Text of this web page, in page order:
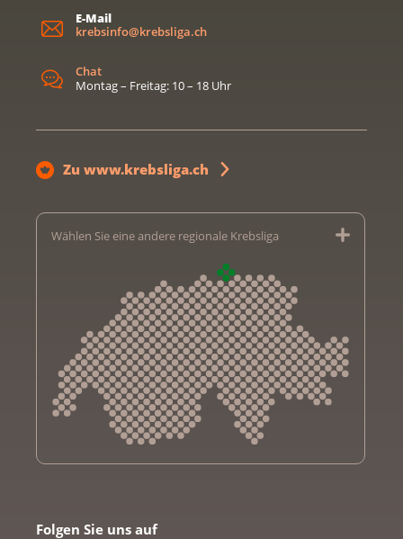
E-Mail
krebsinfo@krebsliga.ch
Chat
Montag – Freitag: 10 – 18 Uhr
Zu www.krebsliga.ch
Wählen Sie eine andere regionale Krebsliga
Krebsliga Bern
Folgen Sie uns auf